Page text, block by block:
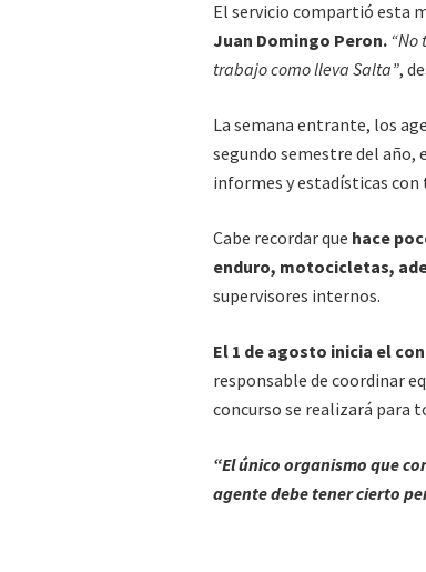
El servicio compartió esta
Juan Domingo Peron. “No
trabajo como lleva Salta”,
La semana entrante, los
segundo semestre del año,
informes y estadísticas
Cabe recordar que hace
enduro, motocicletas,
supervisores internos.
El 1 de agosto inicia el
responsable de coordinar
concurso se realizará para
“El único organismo que
agente debe tener cierto